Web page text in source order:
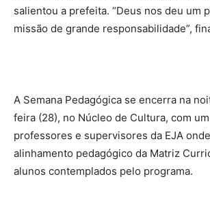
salientou a prefeita. “Deus nos deu um
missão de grande responsabilidade”,
A Semana Pedagógica se encerra na
feira (28), no Núcleo de Cultura, com
professores e supervisores da EJA
alinhamento pedagógico da Matriz
alunos contemplados pelo programa.